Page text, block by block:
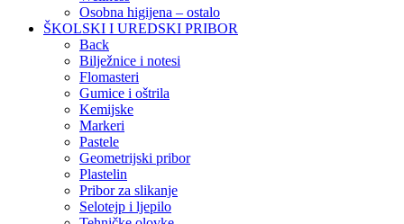
Osobna higijena – ostalo
ŠKOLSKI I UREDSKI PRIBOR
Back
Bilježnice i notesi
Flomasteri
Gumice i oštrila
Kemijske
Markeri
Pastele
Geometrijski pribor
Plastelin
Pribor za slikanje
Selotejp i ljepilo